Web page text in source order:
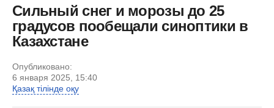
Сильный снег и морозы до 25
градусов пообещали синоптики в
Казахстане
Опубликовано:
6 января 2025, 15:40
Қазақ тілінде оқу